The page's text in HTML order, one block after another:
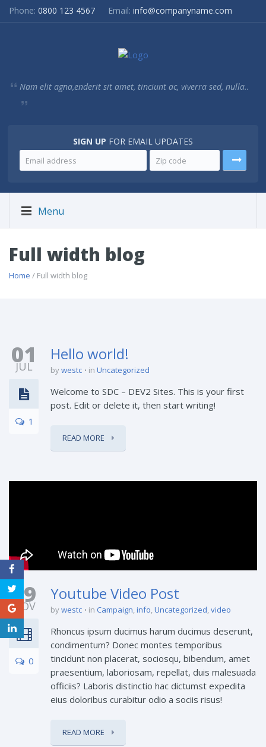
Phone: 0800 123 4567 Email: info@companyname.com
Nam elit agna,enderit sit amet, tinciunt ac, viverra sed, nulla..
SIGN UP FOR EMAIL UPDATES
Menu
Full width blog
Home / Full width blog
01
JUL
1
Hello world!
bywestc in Uncategorized
Welcome to SDC – DEV2 Sites. This is your first
post. Edit or delete it, then start writing!
READ MORE
19
NOV
0
Youtube Video Post
bywestc in Campaign,info,Uncategorized,video
Rhoncus ipsum ducimus harum ducimus deserunt,
condimentum? Donec montes temporibus
tincidunt non placerat, sociosqu, bibendum, amet
praesentium, laboriosam, repellat, duis malesuada
officiis? Laboris distinctio hac dictumst expedita
eius doloribus curabitur odio a sociis risus!
READ MORE